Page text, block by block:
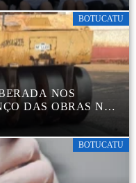
BOTUCATU
NOS
DAS OBRAS NA
BOTUCATU